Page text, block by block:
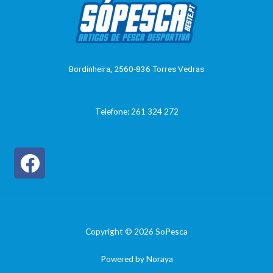
Bordinheira, 2560-836 Torres Vedras
Telefone: 261 324 272
Copyright © 2026 SoPesca
Powered by Noraya